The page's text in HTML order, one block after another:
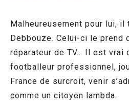
Malheureusement pour lui, il
Debbouze. Celui-ci le prend
réparateur de TV… Il est vrai
footballeur professionnel,
France de surcroit, venir
comme un citoyen lambda.